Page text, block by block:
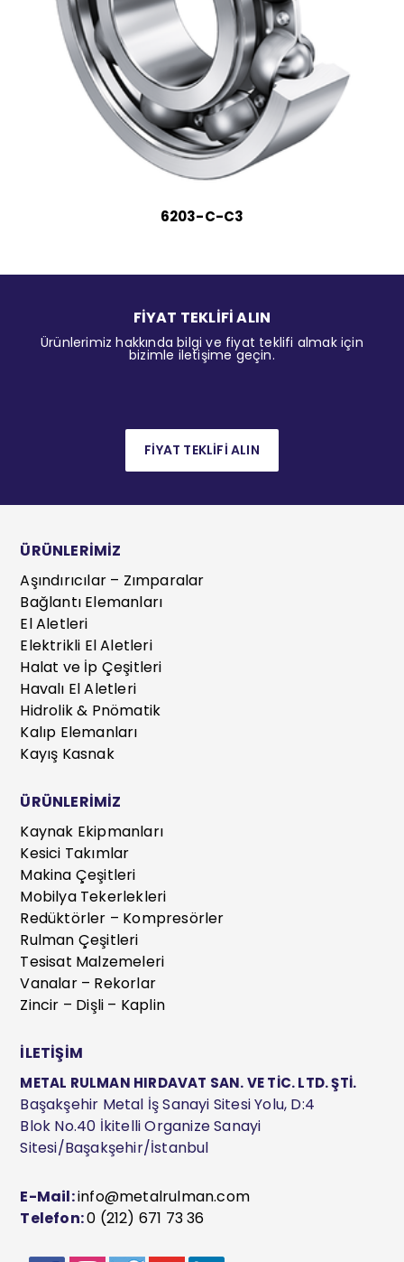
6203-C-C3
FİYAT TEKLİFİ ALIN
Ürünlerimiz hakkında bilgi ve fiyat teklifi almak için
bizimle iletişime geçin.
FİYAT TEKLİFİ ALIN
ÜRÜNLERİMİZ
Aşındırıcılar – Zımparalar
Bağlantı Elemanları
El Aletleri
Elektrikli El Aletleri
Halat ve İp Çeşitleri
Havalı El Aletleri
Hidrolik & Pnömatik
Kalıp Elemanları
Kayış Kasnak
ÜRÜNLERİMİZ
Kaynak Ekipmanları
Kesici Takımlar
Makina Çeşitleri
Mobilya Tekerlekleri
Redüktörler – Kompresörler
Rulman Çeşitleri
Tesisat Malzemeleri
Vanalar – Rekorlar
Zincir – Dişli – Kaplin
İLETİŞİM
METAL RULMAN HIRDAVAT SAN. VE TİC. LTD. ŞTİ.
Başakşehir Metal İş Sanayi Sitesi Yolu, D:4
Blok No.40 İkitelli Organize Sanayi
Sitesi/Başakşehir/İstanbul
E-Mail:info@metalrulman.com
Telefon:0 (212) 671 73 36